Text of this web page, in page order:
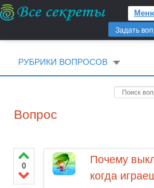
Задать
РУБРИКИ ВОПРОСОВ
Вопрос
0
Почему
когда